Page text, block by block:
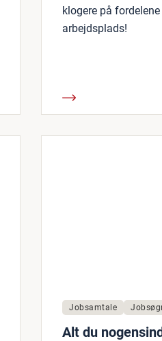
klogere på
arbejdsplads!
Jobsamtale
Alt du